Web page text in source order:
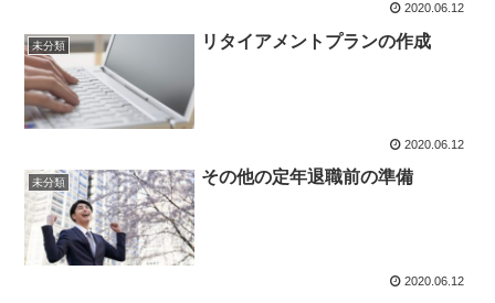
2020.06.12
未分類 リタイアメントプランの作成
2020.06.12
未分類 その他の定年退職前の準備
2020.06.12